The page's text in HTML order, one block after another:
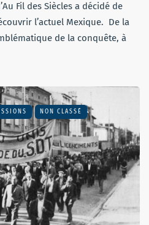
Fil des Siècles a décidé de
l’actuel Mexique. De la
de la conquête, à
NON CLASSÉ